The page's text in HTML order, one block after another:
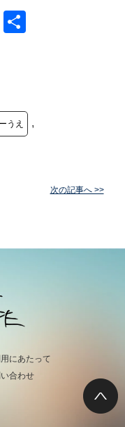
Copy
うえ ,
次の記事へ >>
用にあたって
合わせ